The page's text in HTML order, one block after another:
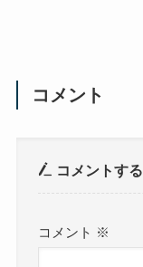
コメント
コメントする
コメント ※